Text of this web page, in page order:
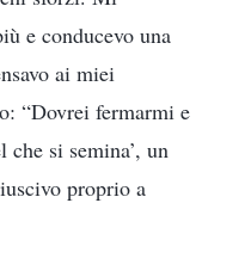
e conducevo una
ai miei
“Dovrei fermarmi e
si semina’, un
proprio a